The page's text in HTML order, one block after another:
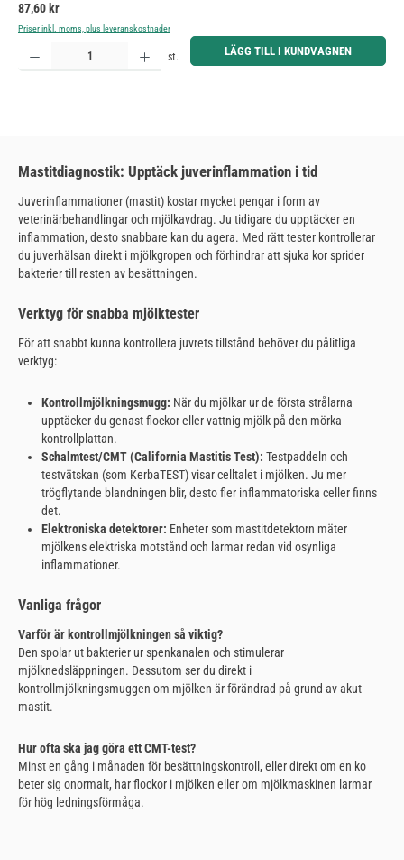
Ordinarie pris:
87,60 kr
Priser inkl. moms, plus leveranskostnader
Produktkvantitet: Ange önskat belopp eller använd knapparna för att öka eller minska kvantiteten.
st. LÄGG TILL I KUNDVAGNEN
Mastitdiagnostik: Upptäck juverinflammation i tid
Juverinflammationer (mastit) kostar mycket pengar i form av
veterinärbehandlingar och mjölkavdrag. Ju tidigare du upptäcker en
inflammation, desto snabbare kan du agera. Med rätt tester kontrollerar
du juverhälsan direkt i mjölkgropen och förhindrar att sjuka kor sprider
bakterier till resten av besättningen.
Verktyg för snabba mjölktester
För att snabbt kunna kontrollera juvrets tillstånd behöver du pålitliga
verktyg:
Kontrollmjölkningsmugg: När du mjölkar ur de första strålarna
upptäcker du genast flockor eller vattnig mjölk på den mörka
kontrollplattan.
Schalmtest/CMT (California Mastitis Test): Testpaddeln och
testvätskan (som KerbaTEST) visar celltalet i mjölken. Ju mer
trögflytande blandningen blir, desto fler inflammatoriska celler finns
det.
Elektroniska detektorer: Enheter som mastitdetektorn mäter
mjölkens elektriska motstånd och larmar redan vid osynliga
inflammationer.
Vanliga frågor
Varför är kontrollmjölkningen så viktig?
Den spolar ut bakterier ur spenkanalen och stimulerar
mjölknedsläppningen. Dessutom ser du direkt i
kontrollmjölkningsmuggen om mjölken är förändrad på grund av akut
mastit.
Hur ofta ska jag göra ett CMT-test?
Minst en gång i månaden för besättningskontroll, eller direkt om en ko
beter sig onormalt, har flockor i mjölken eller om mjölkmaskinen larmar
för hög ledningsförmåga.